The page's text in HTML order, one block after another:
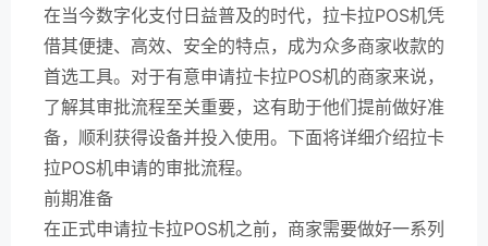
在当今数字化支付日益普及的时代，拉卡拉POS机凭
借其便捷、高效、安全的特点，成为众多商家收款的
首选工具。对于有意申请拉卡拉POS机的商家来说，
了解其审批流程至关重要，这有助于他们提前做好准
备，顺利获得设备并投入使用。下面将详细介绍拉卡
拉POS机申请的审批流程。
前期准备
在正式申请拉卡拉POS机之前，商家需要做好一系列